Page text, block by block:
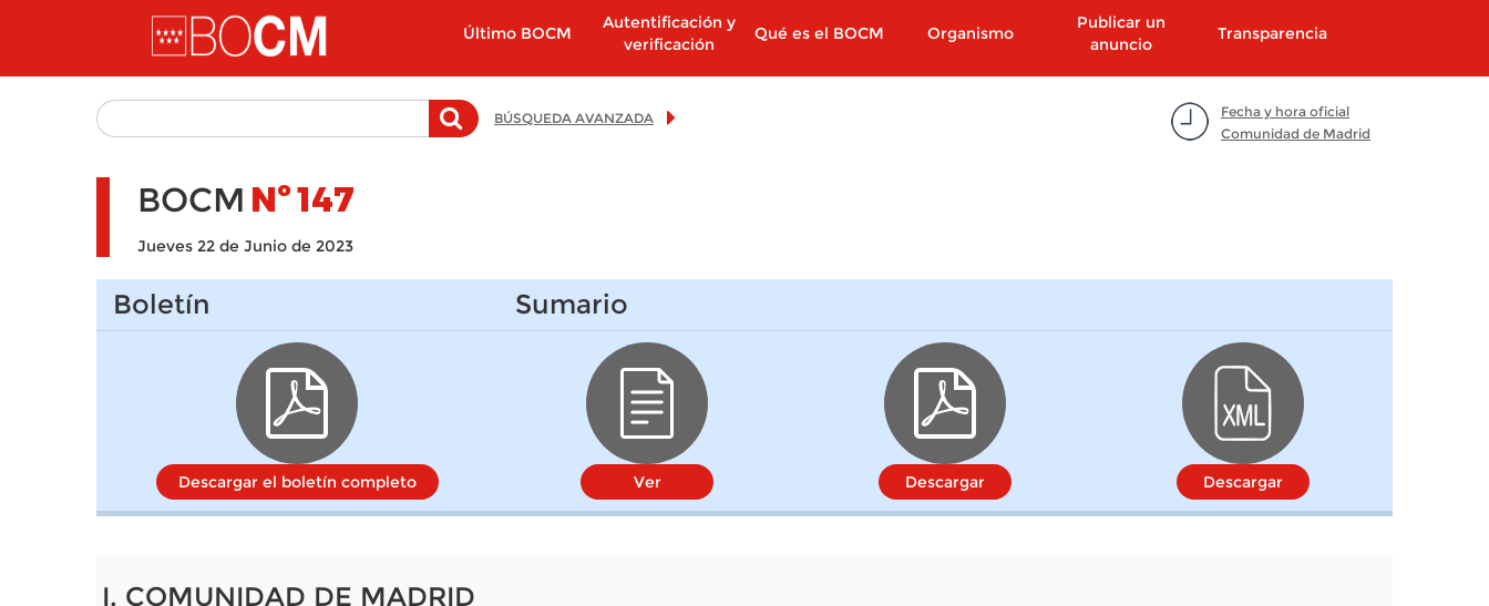
Pasar al contenido principal
Último BOCM
Autentificación y
verificación
Qué es el BOCM Organismo
Publicar un
anuncio
Transparencia
Fecha y hora oficial
Comunidad de Madrid
BÚSQUEDA AVANZADA
BOCM Nº147
Jueves 22 de Junio de 2023
Boletín
Descargar el boletín completo
Sumario
Ver Descargar Descargar
I. COMUNIDAD DE MADRID